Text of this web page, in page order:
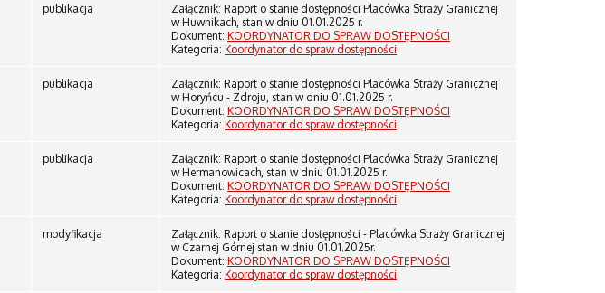
publikacja
Załącznik: Raport o stanie dostępności Placówka Straży Granicznej
w Huwnikach, stan w dniu 01.01.2025 r.
Dokument: KOORDYNATOR DO SPRAW DOSTĘPNOŚCI
Kategoria: Koordynator do spraw dostępności
publikacja
Załącznik: Raport o stanie dostępności Placówka Straży Granicznej
w Horyńcu - Zdroju, stan w dniu 01.01.2025 r.
Dokument: KOORDYNATOR DO SPRAW DOSTĘPNOŚCI
Kategoria: Koordynator do spraw dostępności
publikacja
Załącznik: Raport o stanie dostępności Placówka Straży Granicznej
w Hermanowicach, stan w dniu 01.01.2025 r.
Dokument: KOORDYNATOR DO SPRAW DOSTĘPNOŚCI
Kategoria: Koordynator do spraw dostępności
modyfikacja
Załącznik: Raport o stanie dostępności - Placówka Straży Granicznej
w Czarnej Górnej stan w dniu 01.01.2025r.
Dokument: KOORDYNATOR DO SPRAW DOSTĘPNOŚCI
Kategoria: Koordynator do spraw dostępności